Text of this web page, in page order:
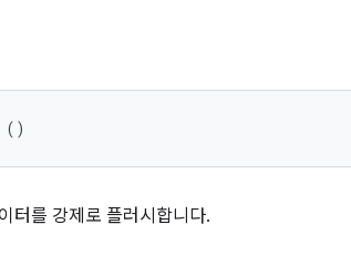
()
터를 강제로 플러시합니다.